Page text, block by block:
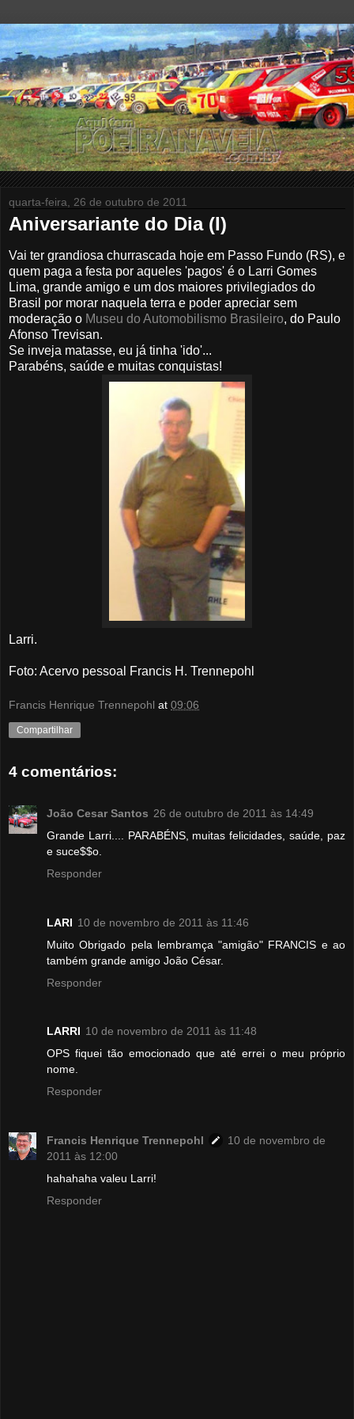
quarta-feira, 26 de outubro de 2011
Aniversariante do Dia (I)
Vai ter grandiosa churrascada hoje em Passo Fundo (RS), e
quem paga a festa por aqueles 'pagos' é o Larri Gomes
Lima, grande amigo e um dos maiores privilegiados do
Brasil por morar naquela terra e poder apreciar sem
moderação o Museu do Automobilismo Brasileiro, do Paulo
Afonso Trevisan.
Se inveja matasse, eu já tinha 'ido'...
Parabéns, saúde e muitas conquistas!
Larri.
Foto: Acervo pessoal Francis H. Trennepohl
Francis Henrique Trennepohl at 09:06
Compartilhar
4 comentários:
João Cesar Santos 26 de outubro de 2011 às 14:49
Grande Larri.... PARABÉNS, muitas felicidades, saúde, paz
e suce$$o.
Responder
LARI 10 de novembro de 2011 às 11:46
Muito Obrigado pela lembramça "amigão" FRANCIS e ao
também grande amigo João César.
Responder
LARRI 10 de novembro de 2011 às 11:48
OPS fiquei tão emocionado que até errei o meu próprio
nome.
Responder
Francis Henrique Trennepohl
10 de novembro de
2011 às 12:00
hahahaha valeu Larri!
Responder